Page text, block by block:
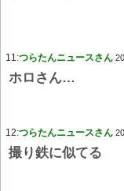
11:つらたんニュースさん
ホロさん…
12:つらたんニュースさん
撮り鉄に似てる